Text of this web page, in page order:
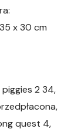
x 30 cm
2 34,
quest 4,